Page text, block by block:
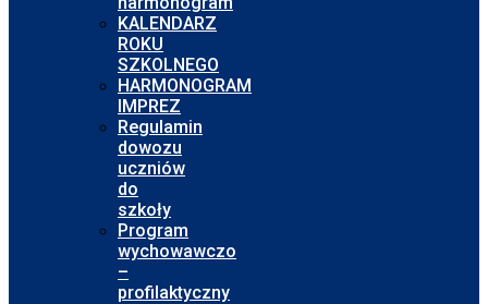
KALENDARZ
ROKU
SZKOLNEGO
HARMONOGRAM
IMPREZ
Regulamin
dowozu
uczniów
do
szkoły
Program
wychowawczo
–
profilaktyczny